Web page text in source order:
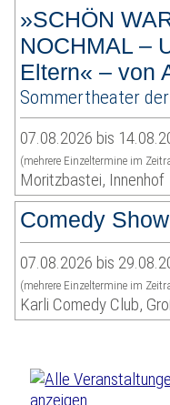
»SCHÖN
NOCHMAL –
Eltern« – von
Sommertheater
07.08.2026 bis
(mehrere Einzeltermine im
Moritzbastei, Innenhof
Comedy
07.08.2026 bis
(mehrere Einzeltermine im
Karli Comedy Club,